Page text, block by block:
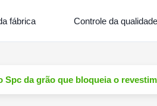
fábrica Controle da qualidade
da grão que bloqueia o